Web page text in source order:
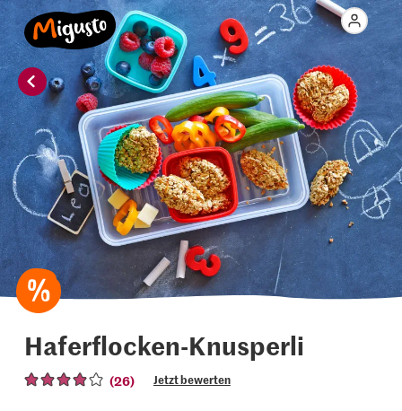
Haferflocken-Knusperli
(26) Jetzt bewerten